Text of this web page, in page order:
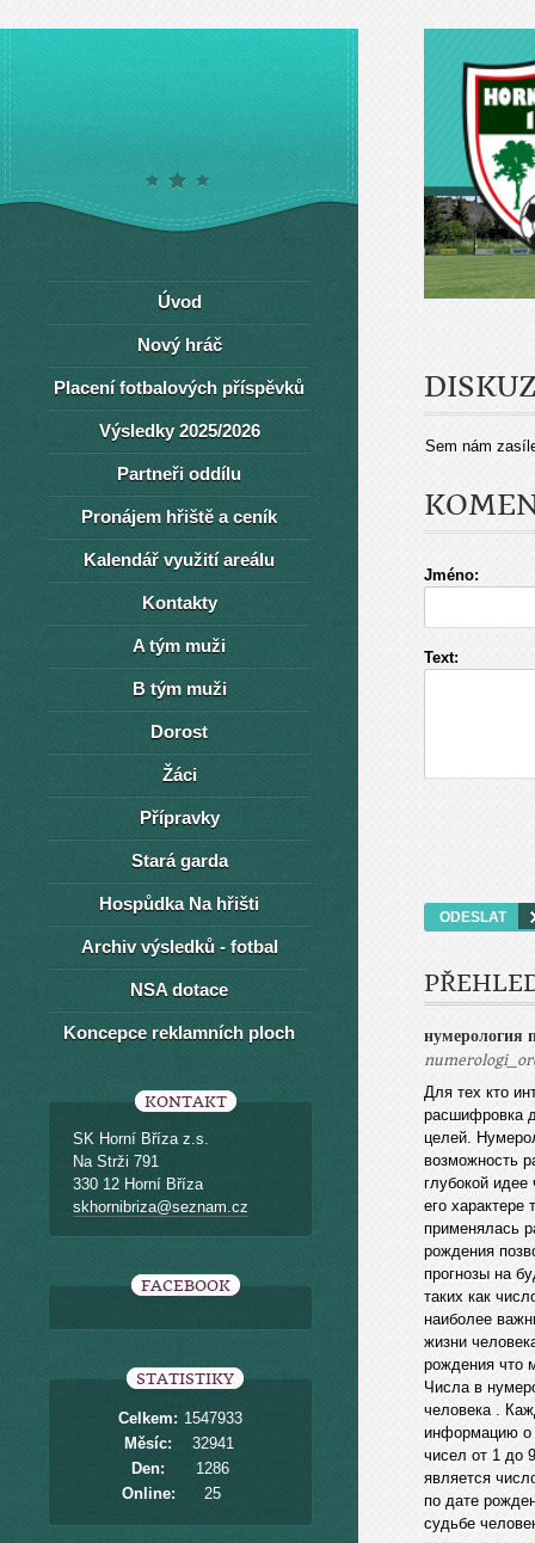
Sem nám
Jméno:
Text:
нумерология
Для тех кто
расшифровка
целей.
возможность
глубокой
его
применялась
рождения
прогнозы на
таких как
наиболее
жизни
рождения что
Числа в
человека .
информацию о
чисел от 1 до
является
по дате
судьбе
Úvod
Nový hráč
Placení fotbalových příspěvků
Výsledky 2025/2026
Partneři oddílu
Pronájem hřiště a ceník
Kalendář využití areálu
Kontakty
A tým muži
B tým muži
Dorost
Žáci
Přípravky
Stará garda
Hospůdka Na hřišti
Archiv výsledků - fotbal
NSA dotace
Koncepce reklamních ploch
KONTAKT
SK Horní Bříza z.s.
Na Strži 791
330 12 Horní Bříza
skhornibriza@seznam.cz
FACEBOOK
STATISTIKY
Online: 25
Celkem: 1547933
Měsíc:
32941
Den:
1286